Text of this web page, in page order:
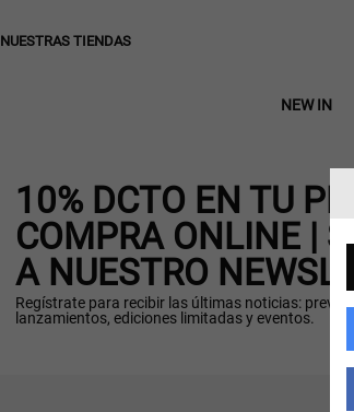
NUESTRAS TIENDAS
NEW IN
10% DCTO EN TU
COMPRA ONLINE |
A NUESTRO
Regístrate para recibir las últimas noticias:
lanzamientos, ediciones limitadas y eventos.